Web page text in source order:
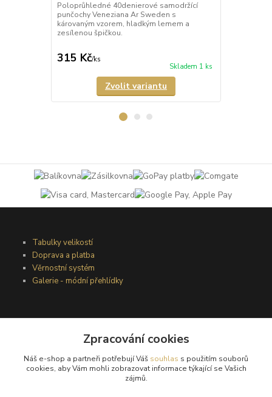
Poloprůhledné 40denierové samodržící
punčochy Veneziana Ar Sweden s
károvaným vzorem, hladkým lemem a
zesílenou špičkou.
315 Kč/ks
Skladem 1 ks
Zvolit variantu
Tabulky velikostí
Doprava a platba
Věrnostní systém
Galerie - módní přehlídky
Obchodní podmínky
Ochrana osobních údajů
Kontakty
Zpracování cookies
Náš e-shop a partneři potřebují Váš souhlas s použitím souborů
cookies, aby Vám mohli zobrazovat informace týkající se Vašich
zájmů.